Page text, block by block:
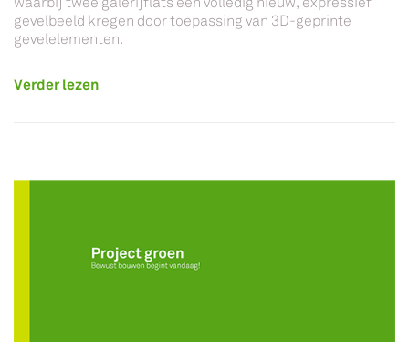
gevelbeeld kregen door toepassing van 3D-geprinte
gevelelementen.
Verder lezen